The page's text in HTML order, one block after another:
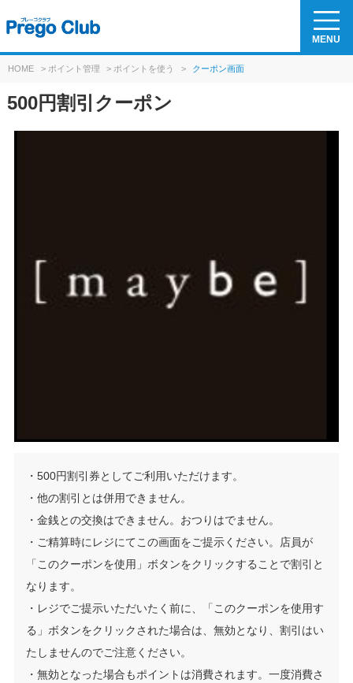
MENU
HOME > ポイント管理 > ポイントを使う > クーポン画面
500円割引クーポン
・500円割引券としてご利用いただけます。
・他の割引とは併用できません。
・金銭との交換はできません。おつりはでません。
・ご精算時にレジにてこの画面をご提示ください。店員が
「このクーポンを使用」ボタンをクリックすることで割引と
なります。
・レジでご提示いただいたく前に、「このクーポンを使用す
る」ボタンをクリックされた場合は、無効となり、割引はい
たしませんのでご注意ください。
・無効となった場合もポイントは消費されます。一度消費さ